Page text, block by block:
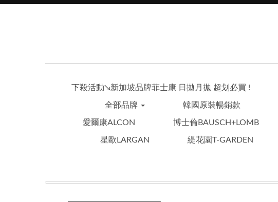
下殺活動↘︎新加坡品牌菲士康 日拋月拋 超划必買 !
全部品牌 韓國原裝暢銷款
愛爾康ALCON 博士倫BAUSCH+LOMB
星歐LARGAN 緹花園T-GARDEN